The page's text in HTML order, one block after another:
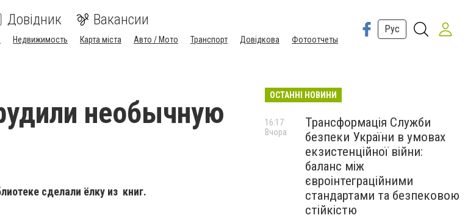
Довідник Вакансии
Недвижимость Карта міста Авто / Мото Транспорт Довідкова Фотоотчеты
Рус
необычную
сделали ёлку из книг.
ОСТАННІ НОВИНИ
Трансформація Служби
безпеки України в умовах
екзистенційної війни:
баланс між
євроінтеграційними
стандартами та безпековою
стійкістю
16:17
Вчора